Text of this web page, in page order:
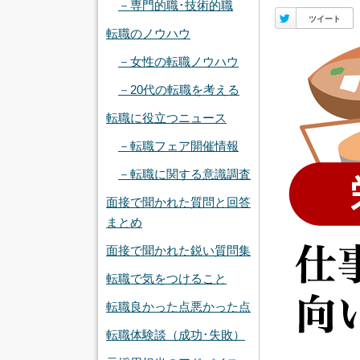
ツイート
Twitter
－専門的職･技術的職
転職のノウハウ
－女性の転職ノウハウ
－20代の転職を考える
転職に役立つニュース
－転職フェア開催情報
－転職に関する意識調査
面接で聞かれた質問と回答
まとめ
面接で聞かれた鋭い質問集
転職で気をつけること
転職良かった点悪かった点
転職体験談（成功･失敗）